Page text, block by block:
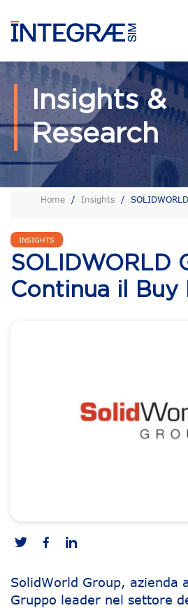
Insights &
Research
Home / Insights /
INSIGHTS
SOLIDWORLD
Continua il Buy
SolidWorld Group, azienda
Gruppo leader nel settore